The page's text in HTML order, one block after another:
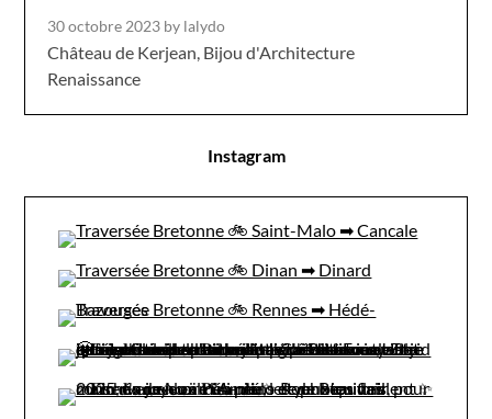
30 octobre 2023 by lalydo
Château de Kerjean, Bijou d'Architecture
Renaissance
Instagram